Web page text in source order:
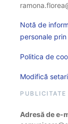
Notă de
personale
Politica de
Modifică
PUBLICITATE
Adresă de e-